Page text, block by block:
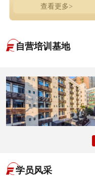
查看更多>
自营培训基地
学员风采